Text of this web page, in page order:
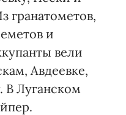
гранатометов,
и
вели
Авдеевке,
В Луганском